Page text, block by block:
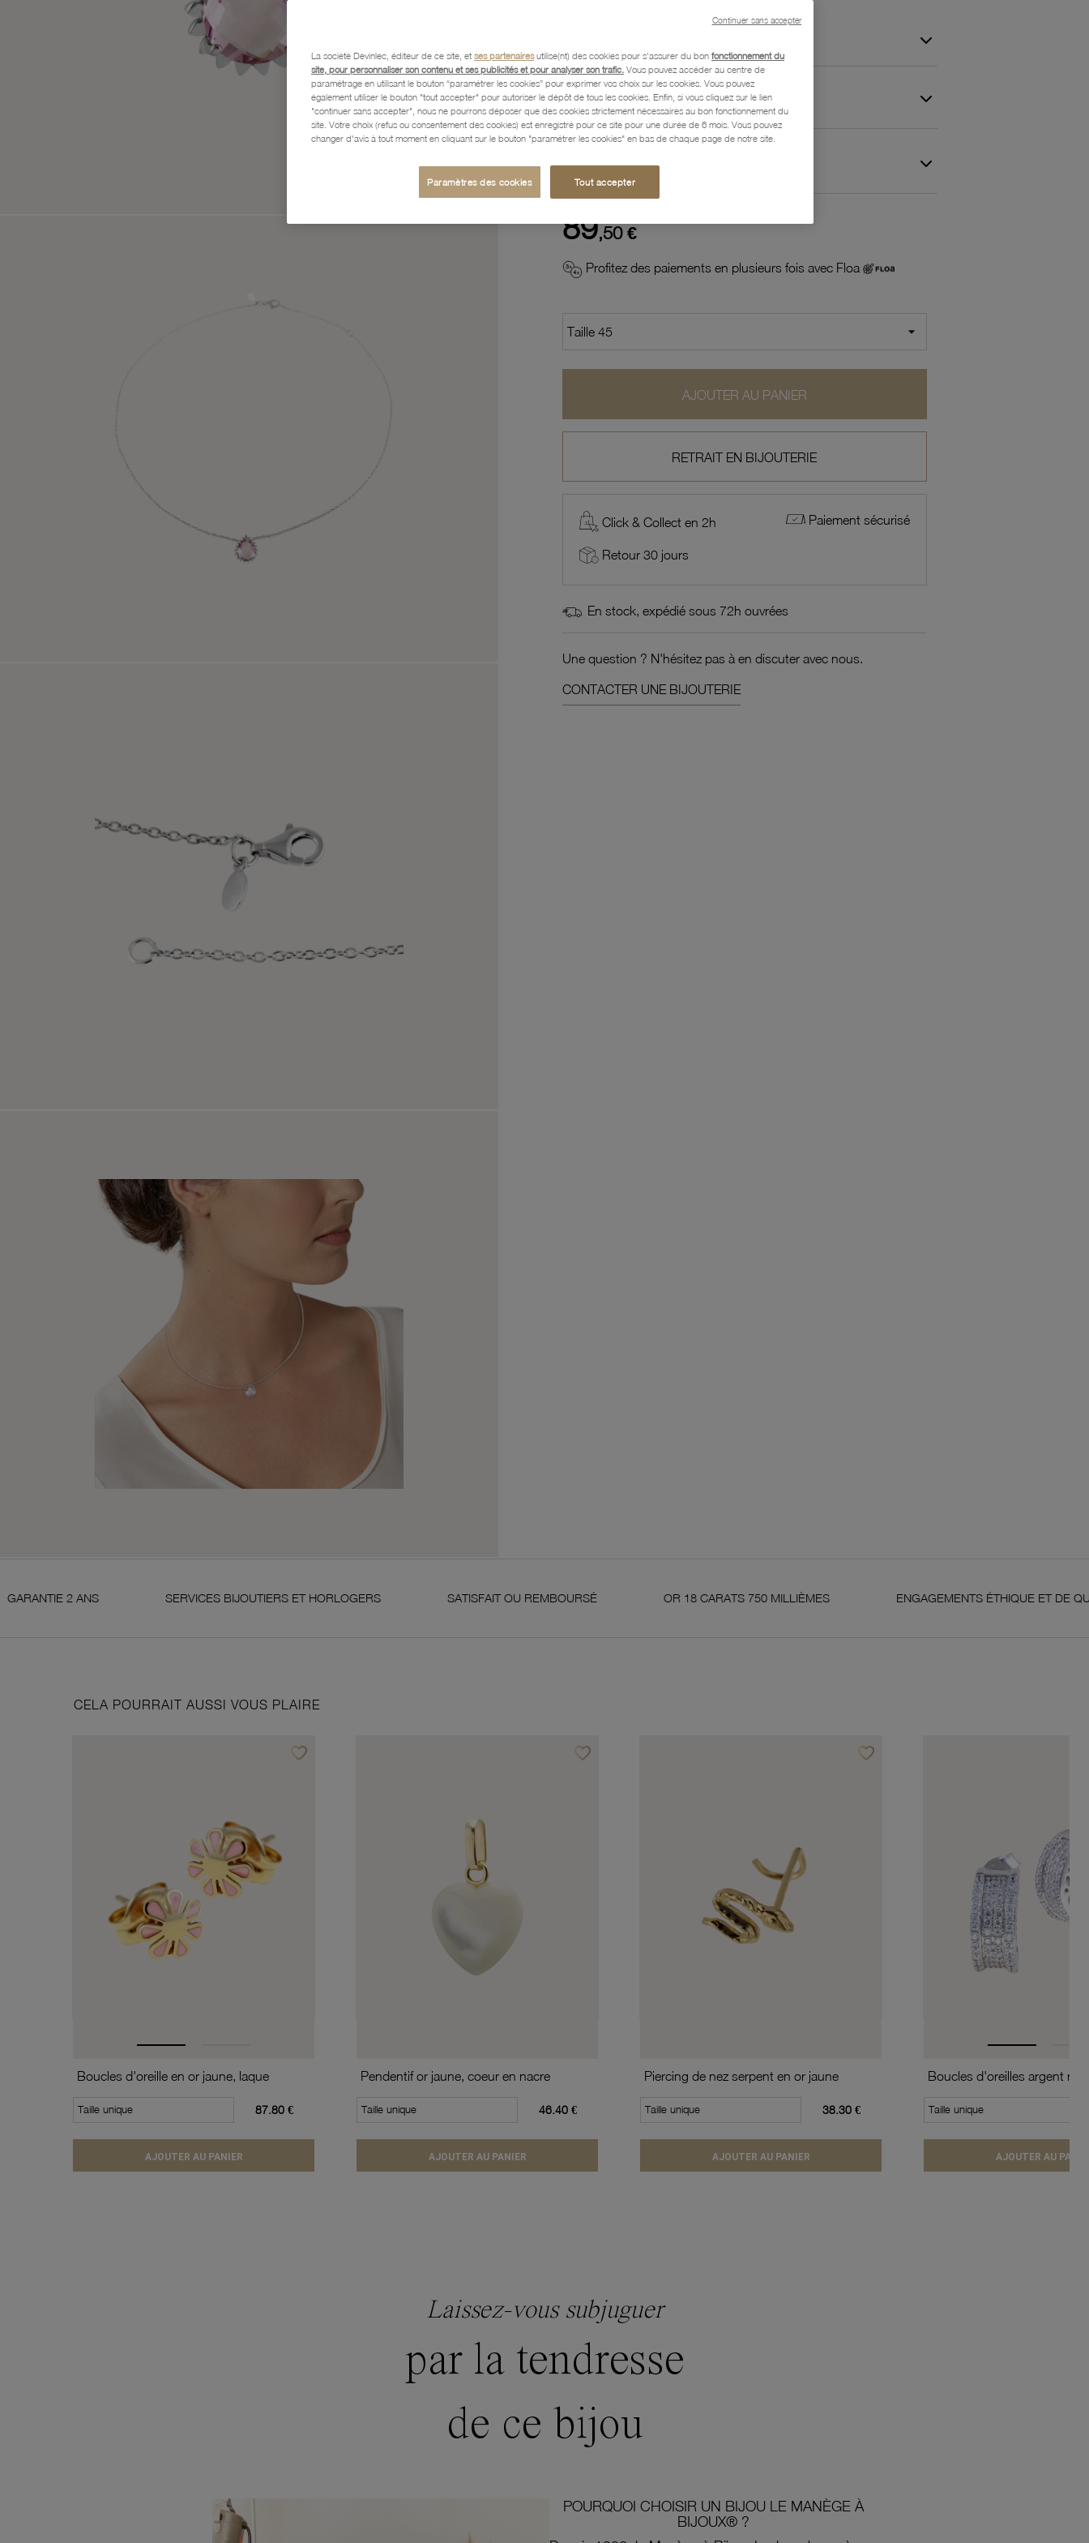
Caractéristiques détaillées
Paiement, Livraison, Retours et Garantie
89,50 €
Profitez des paiements en plusieurs fois avec Floa
AJOUTER AU PANIER
RETRAIT EN BIJOUTERIE
Click & Collect en 2h Paiement sécurisé
Retour 30 jours
En stock, expédié sous 72h ouvrées
Une question ? N'hésitez pas à en discuter avec nous.
CONTACTER UNE BIJOUTERIE
SERVICES BIJOUTIERS ET HORLOGERS SATISFAIT OU REMBOURSÉ OR 18 CARATS 750 MILLIÈMES ENGAGEMENTS ÉTHIQUE ET DE QUALITÉ
CELA POURRAIT AUSSI VOUS PLAIRE
favorite_borderAjouter à vos favoris
Boucles d'oreille en or jaune, laque
Taille unique 87.80 €
AJOUTER AU PANIER
favorite_borderAjouter à vos favoris
Pendentif or jaune, coeur en nacre
Taille unique 46.40 €
AJOUTER AU PANIER
favorite_borderAjouter à vos favoris
Piercing de nez serpent en or jaune
Taille unique 38.30 €
AJOUTER AU PANIER
Taille unique
AJOUTER AU
Laissez-vous subjuguer
par la tendresse
de ce bijou
POURQUOI CHOISIR UN BIJOU LE MANÈGE À
BIJOUX® ?
La société Devinlec, éditeur de ce site, et ses partenairesutilise(nt) des cookies pour s'assurer du bon fonctionnement du
site, pour personnaliser son contenu et ses publicités et pour analyser son trafic. Vous pouvez accéder au centre de
paramétrage en utilisant le bouton “paramétrer les cookies” pour exprimer vos choix sur les cookies. Vous pouvez
également utiliser le bouton "tout accepter" pour autoriser le dépôt de tous les cookies. Enfin, si vous cliquez sur le lien
"continuer sans accepter", nous ne pourrons déposer que des cookies strictement nécessaires au bon fonctionnement du
site. Votre choix (refus ou consentement des cookies) est enregistré pour ce site pour une durée de 6 mois. Vous pouvez
changer d'avis à tout moment en cliquant sur le bouton "paramétrer les cookies" en bas de chaque page de notre site.
Paramètres des cookies Tout accepter
Continuer sans accepter